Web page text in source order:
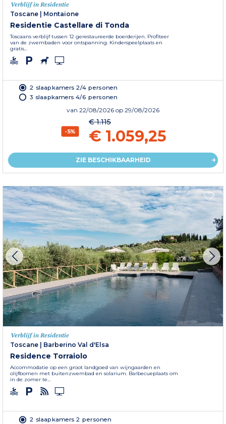
Verblijf in Residentie
Toscane
Montaione
Residentie Castellare di Tonda
Toscaans verblijf tussen 12 gerestaureerde boerderijen. Profiteer
van de zwembaden voor ontspanning. Kinderspeelplaats en
gratis...
2 slaapkamers 2/4 personen
3 slaapkamers 4/6 personen
van 22/08/2026 op 29/08/2026
-5%
€ 1.115
€ 1.059,25
ZIE BESCHIKBAARHEID
Verblijf in Residentie
Toscane
Barberino Val d'Elsa
Residence Torraiolo
Accommodatie op een groot landgoed van wijngaarden en
olijfbomen met buitenzwembad en solarium. Barbecueplaats om
in de zomer te...
2 slaapkamers 2 personen